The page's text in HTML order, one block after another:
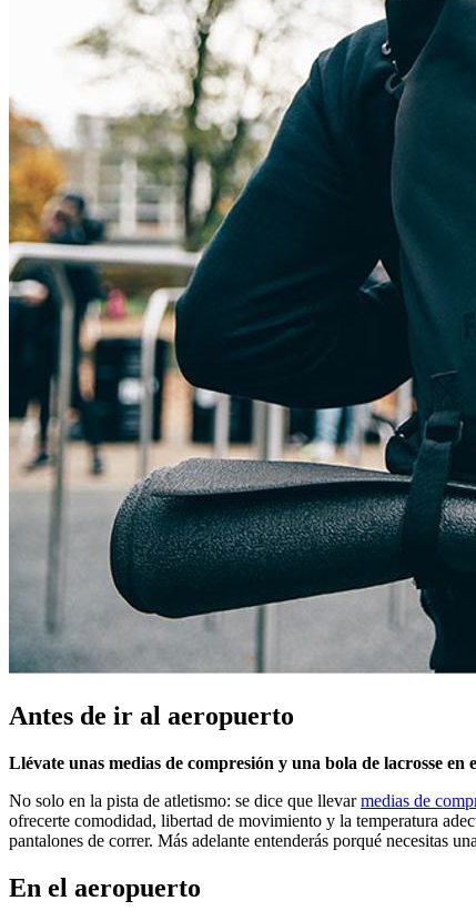
Antes de ir al aeropuerto
Llévate unas medias de compresión y una bola de lacrosse
No solo en la pista de atletismo: se dice que llevarmedias de
ofrecerte comodidad, libertad de movimiento y la temperatura
pantalones de correr. Más adelante entenderás porqué necesitas
En el aeropuerto